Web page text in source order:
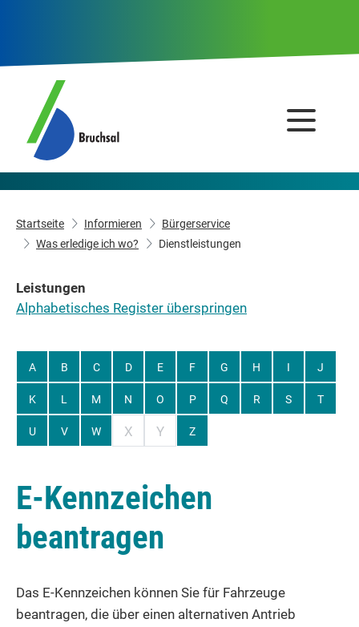
Startseite Informieren
Bürgerservice
Was erledige ich wo?
Dienstleistungen
Leistungen
Alphabetisches Register überspringen
A B C D E F G H I J
K L M N O P Q R S T
U V W X Y Z
E-Kennzeichen
beantragen
Das E-Kennzeichen können Sie für Fahrzeuge
beantragen, die über einen alternativen Antrieb